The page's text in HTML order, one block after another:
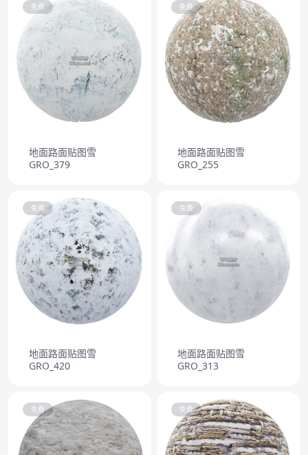
免费
地面路面贴图雪
GRO_379
免费
地面路面贴图雪
GRO_255
免费
地面路面贴图雪
GRO_420
免费
地面路面贴图雪
GRO_313
免费 免费